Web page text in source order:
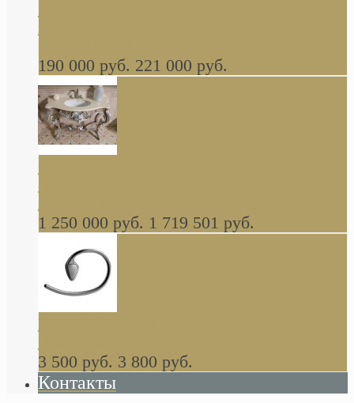
Decorated Bathroom раковина овальная
встраиваемая для ванной с рисунком синяя
роза В НАЛИЧИИ
190 000 руб. 221 000 руб.
стиле барокко, из массива дерева, светло
коричневый матовый окрас + серебро
1 250 000 руб. 1 719 501 руб.
Khala Colombo аксессуары (серия) В
НАЛИЧИИ
3 500 руб. 3 800 руб.
Контакты